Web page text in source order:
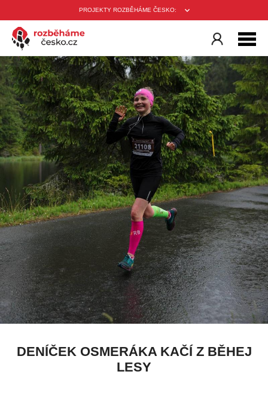
PROJEKTY ROZBĚHÁME ČESKO:
DENÍČEK OSMERÁKA KAČÍ Z BĚHEJ
LESY